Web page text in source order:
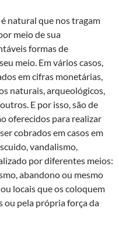
natural que nos tragam
meio de sua
formas de
meio. Em vários casos,
em cifras monetárias,
naturais, arqueológicos,
E por isso, são de
oferecidos para realizar
cobrados em casos em
vandalismo,
por diferentes meios:
abandono ou mesmo
locais que os coloquem
ou pela própria força da